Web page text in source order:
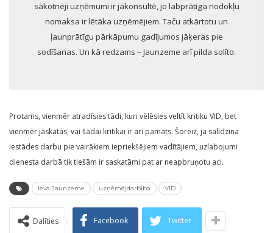
sākotnēji uzņēmumi ir jākonsultē, jo labprātīga nodokļu
nomaksa ir lētāka uzņēmējiem. Taču atkārtotu un
ļaunprātīgu pārkāpumu gadījumos jāķeras pie
sodīšanas. Un kā redzams – Jaunzeme arī pilda solīto.
Protams, vienmēr atradīsies tādi, kuri vēlēsies veltīt kritiku VID, bet
vienmēr jāskatās, vai šādai kritikai ir arī pamats. Šoreiz, ja salīdzina
iestādes darbu pie vairākiem iepriekšējiem vadītājiem, uzlabojumi
dienesta darbā tik tiešām ir saskatāmi pat ar neapbruņotu aci.
Ieva Jaunzeme uzņēmējdarbība VID
Dalīties Facebook Twitter